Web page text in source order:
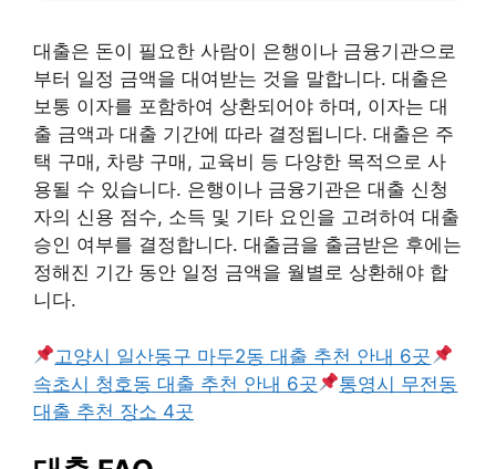
대출은 돈이 필요한 사람이 은행이나 금융기관으로
부터 일정 금액을 대여받는 것을 말합니다. 대출은
보통 이자를 포함하여 상환되어야 하며, 이자는 대
출 금액과 대출 기간에 따라 결정됩니다. 대출은 주
택 구매, 차량 구매, 교육비 등 다양한 목적으로 사
용될 수 있습니다. 은행이나 금융기관은 대출 신청
자의 신용 점수, 소득 및 기타 요인을 고려하여 대출
승인 여부를 결정합니다. 대출금을 출금받은 후에는
정해진 기간 동안 일정 금액을 월별로 상환해야 합
니다.
고양시 일산동구 마두2동 대출 추천 안내 6곳
속초시 청호동 대출 추천 안내 6곳
통영시 무전동
대출 추천 장소 4곳